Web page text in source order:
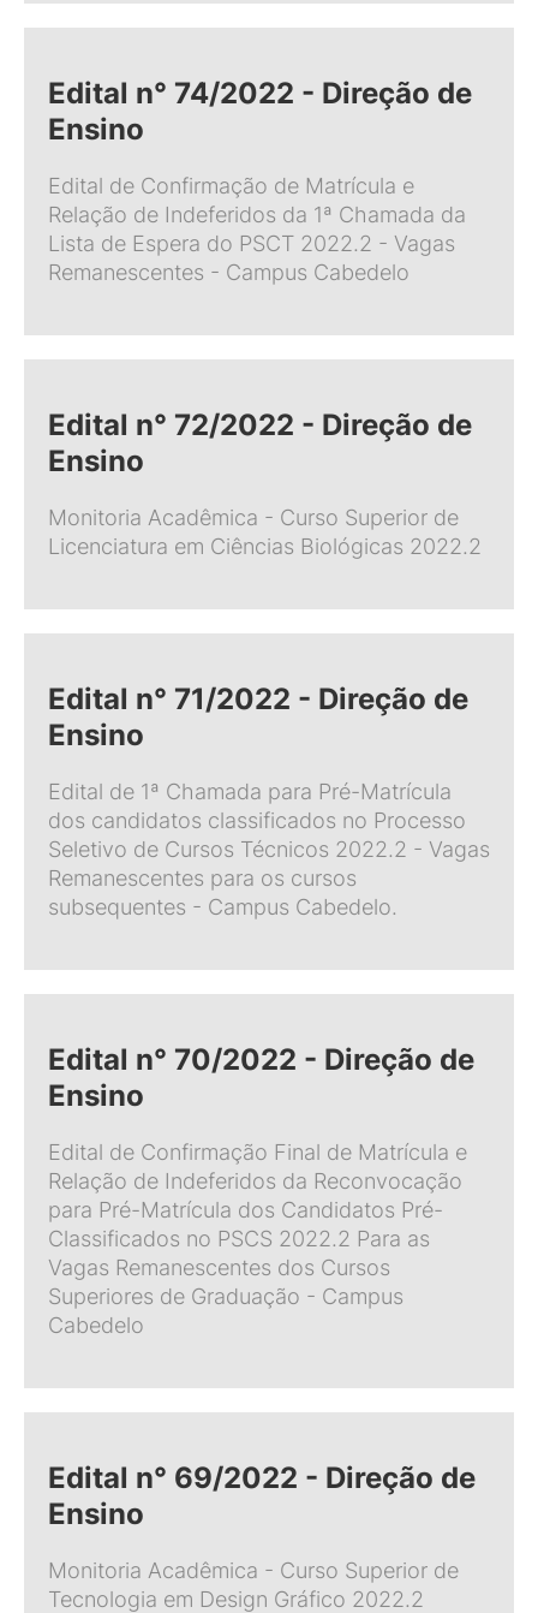
Edital n° 74/2022 - Direção de
Ensino
Edital de Confirmação de Matrícula e
Relação de Indeferidos da 1ª Chamada da
Lista de Espera do PSCT 2022.2 - Vagas
Remanescentes - Campus Cabedelo
Edital n° 72/2022 - Direção de
Ensino
Monitoria Acadêmica - Curso Superior de
Licenciatura em Ciências Biológicas 2022.2
Edital n° 71/2022 - Direção de
Ensino
Edital de 1ª Chamada para Pré-Matrícula
dos candidatos classificados no Processo
Seletivo de Cursos Técnicos 2022.2 - Vagas
Remanescentes para os cursos
subsequentes - Campus Cabedelo.
Edital n° 70/2022 - Direção de
Ensino
Edital de Confirmação Final de Matrícula e
Relação de Indeferidos da Reconvocação
para Pré-Matrícula dos Candidatos Pré-
Classificados no PSCS 2022.2 Para as
Vagas Remanescentes dos Cursos
Superiores de Graduação - Campus
Cabedelo
Edital n° 69/2022 - Direção de
Ensino
Monitoria Acadêmica - Curso Superior de
Tecnologia em Design Gráfico 2022.2